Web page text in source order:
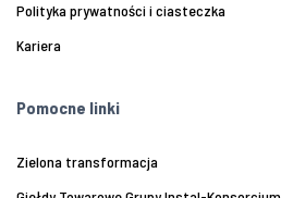
Polityka prywatności i ciasteczka
Kariera
Pomocne linki
Zielona transformacja